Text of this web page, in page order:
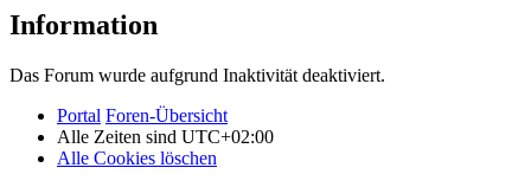
Information
Das Forum wurde aufgrund Inaktivität deaktiviert.
Portal Foren-Übersicht
Alle Zeiten sind UTC+02:00
Alle Cookies löschen